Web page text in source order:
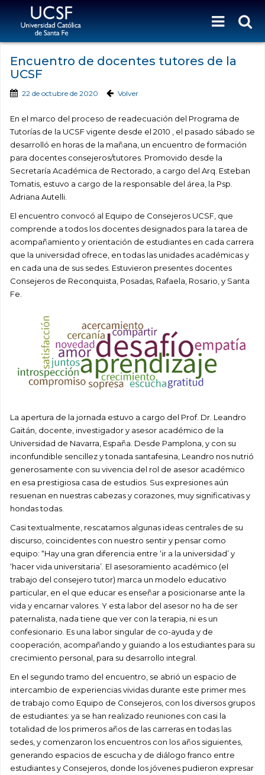
Encuentro de docentes tutores de la
UCSF
22 de octubre de 2020 Volver
En el marco del proceso de readecuación del Programa de
Tutorías de la UCSF vigente desde el 2010 , el pasado sábado se
desarrolló en horas de la mañana, un encuentro de formación
para docentes consejeros/tutores. Promovido desde la
Secretaría Académica de Rectorado, a cargo del Arq. Esteban
Tomatis, estuvo a cargo de la responsable del área, la Psp.
Adriana Autelli.
El encuentro convocó al Equipo de Consejeros UCSF, que
comprende a todos los docentes designados para la tarea de
acompañamiento y orientación de estudiantes en cada carrera
que la universidad ofrece, en todas las unidades académicas y
en cada una de sus sedes. Estuvieron presentes docentes
Consejeros de Reconquista, Posadas, Rafaela, Rosario, y Santa
Fe.
La apertura de la jornada estuvo a cargo del Prof. Dr. Leandro
Gaitán, docente, investigador y asesor académico de la
Universidad de Navarra, España. Desde Pamplona, y con su
inconfundible sencillez y tonada santafesina, Leandro nos nutrió
generosamente con su vivencia del rol de asesor académico
en esa prestigiosa casa de estudios. Sus expresiones aún
resuenan en nuestras cabezas y corazones, muy significativas y
hondas todas.
Casi textualmente, rescatamos algunas ideas centrales de su
discurso, coincidentes con nuestro sentir y pensar como
equipo: “Hay una gran diferencia entre ‘ir a la universidad’ y
‘hacer vida universitaria’. El asesoramiento académico (el
trabajo del consejero tutor) marca un modelo educativo
particular, en el que educar es enseñar a posicionarse ante la
vida y encarnar valores. Y esta labor del asesor no ha de ser
paternalista, nada tiene que ver con la terapia, ni es un
confesionario. Es una labor singular de co-ayuda y de
cooperación, acompañando y guiando a los estudiantes para su
crecimiento personal, para su desarrollo integral.
En el segundo tramo del encuentro, se abrió un espacio de
intercambio de experiencias vividas durante este primer mes
de trabajo como Equipo de Consejeros, con los diversos grupos
de estudiantes: ya se han realizado reuniones con casi la
totalidad de los primeros años de las carreras en todas las
sedes, y comenzaron los encuentros con los años siguientes,
generando espacios de escucha y de diálogo franco entre
estudiantes y Consejeros, donde los jóvenes pudieron expresar